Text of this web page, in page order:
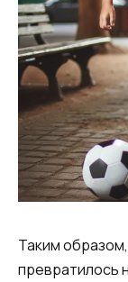
Таким
превратилось